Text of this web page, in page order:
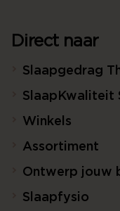
Direct naar
Slaapgedrag
SlaapKwaliteit
Winkels
Assortiment
Ontwerp jouw
Slaapfysio